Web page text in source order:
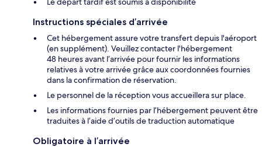
Instructions spéciales d’arrivée
Cet hébergement assure votre transfert depuis l'aéroport
(en supplément). Veuillez contacter l'hébergement
48 heures avant l’arrivée pour fournir les informations
relatives à votre arrivée grâce aux coordonnées fournies
dans la confirmation de réservation.
Le personnel de la réception vous accueillera sur place.
Les informations fournies par l’hébergement peuvent être
traduites à l’aide d’outils de traduction automatique
Obligatoire à l’arrivée